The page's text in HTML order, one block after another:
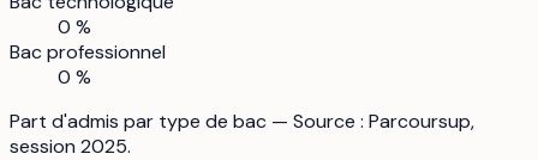
0 %
Bac professionnel
0 %
Part d'admis par type de bac — Source : Parcoursup,
session 2025.